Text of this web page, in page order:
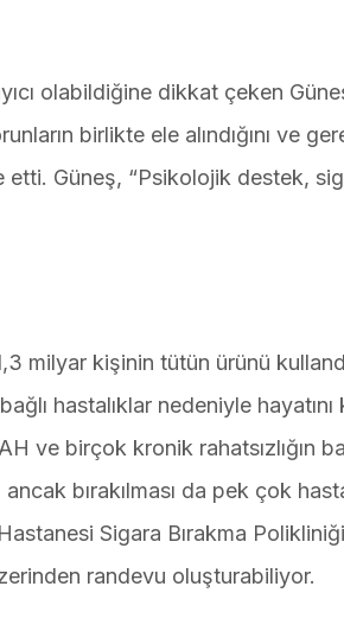
olabildiğine dikkat çeken
birlikte ele alındığını ve
etti. Güneş, “Psikolojik destek,
milyar kişinin tütün ürünü
hastalıklar nedeniyle
ve birçok kronik rahatsızlığın
bırakılması da pek çok
Sigara Bırakma
randevu oluşturabiliyor.